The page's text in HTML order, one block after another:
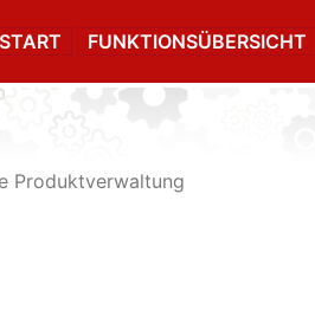
START FUNKTIONSÜBERSICHT
Produktverwaltung